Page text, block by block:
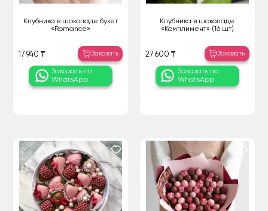
Клубника в шоколаде букет
«Romance»
17 940 ₸ Заказать
Заказать по
WhatsApp
Клубника в шоколаде
«Комплимент» (16 шт)
27 600 ₸ Заказать
Заказать по
WhatsApp